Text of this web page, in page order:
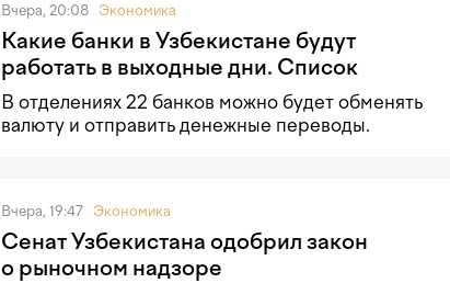
Вчера, 20:08 Экономика
Какие банки в Узбекистане будут
работать в выходные дни. Список
В отделениях 22 банков можно будет обменять
валюту и отправить денежные переводы.
Вчера, 19:47 Экономика
Сенат Узбекистана одобрил закон
о рыночном надзоре